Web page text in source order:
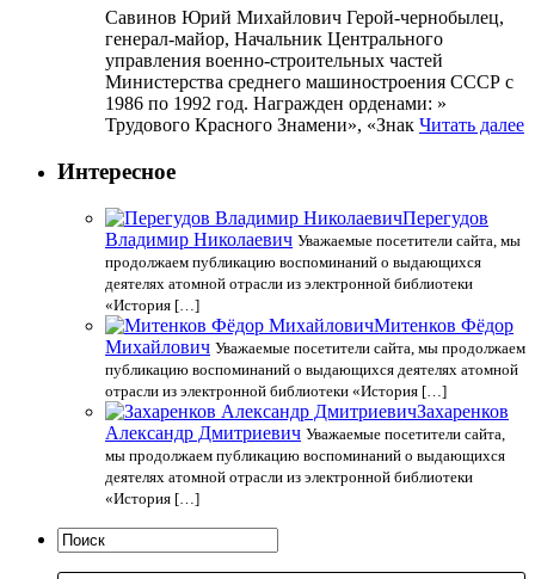
Савинов Юрий Михайлович Герой-чернобылец,
генерал-майор, Начальник Центрального
управления военно-строительных частей
Министерства среднего машиностроения СССР с
1986 по 1992 год. Награжден орденами: »
Трудового Красного Знамени», «Знак Читать далее
Интересное
Перегудов
Владимир Николаевич Уважаемые посетители сайта, мы
продолжаем публикацию воспоминаний о выдающихся
деятелях атомной отрасли из электронной библиотеки
«История […]
Митенков Фёдор
Михайлович Уважаемые посетители сайта, мы продолжаем
публикацию воспоминаний о выдающихся деятелях атомной
отрасли из электронной библиотеки «История […]
Захаренков
Александр Дмитриевич Уважаемые посетители сайта,
мы продолжаем публикацию воспоминаний о выдающихся
деятелях атомной отрасли из электронной библиотеки
«История […]